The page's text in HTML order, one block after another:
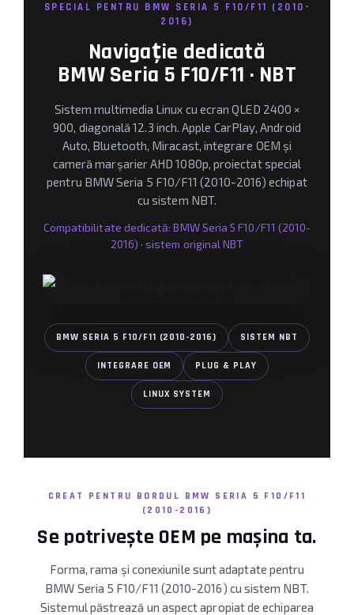
Camere marșarier auto
Camere marșarier universale
Camere Skoda
Camere Volkswagen
Camere Mercedes Benz
Camere Audi
Camere BMW
Camere Iveco
Camere Renault
Accesorii multimedia
SPECIAL PENTRU BMW SERIA 5 F10/F11 (2010-
2016)
Navigație dedicată
BMW Seria 5 F10/F11 · NBT
Sistem multimedia Linux cu ecran QLED 2400 ×
900, diagonală 12.3 inch. Apple CarPlay, Android
Auto, Bluetooth, Miracast, integrare OEM și
cameră marșarier AHD 1080p, proiectat special
pentru BMW Seria 5 F10/F11 (2010-2016) echipat
cu sistem NBT.
Compatibilitate dedicată: BMW Seria 5 F10/F11 (2010-
2016) · sistem original NBT
BMW SERIA 5 F10/F11 (2010-2016) SISTEM NBT
INTEGRARE OEM PLUG & PLAY
LINUX SYSTEM
CREAT PENTRU BORDUL BMW SERIA 5 F10/F11
(2010-2016)
Se potrivește OEM pe mașina ta.
Forma, rama și conexiunile sunt adaptate pentru
BMW Seria 5 F10/F11 (2010-2016) cu sistem NBT.
Sistemul păstrează un aspect apropiat de echiparea